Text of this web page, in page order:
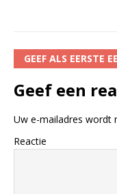
GEEF ALS EERSTE
Geef een
Uw e-mailadres wordt
Reactie